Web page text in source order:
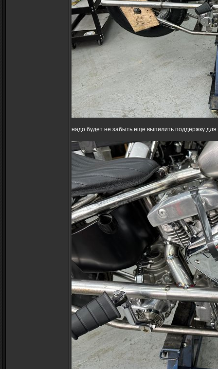
надо будет не забыть еще выпилить поддержку для